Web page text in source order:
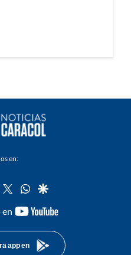
en:
instagram
twitterwhatsapp
google
youtube-
app en